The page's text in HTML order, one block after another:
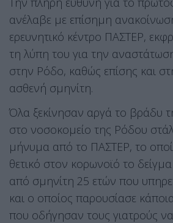
ανέλαβε με επίσημη
ερευνητικό κέντρο ΠΑΣΤΕΡ,
τη λύπη του για την
στην Ρόδο, καθώς επίσης και
ασθενή σμηνίτη.
Όλα ξεκίνησαν αργά το βράδυ
στο νοσοκομείο της Ρόδου
μήνυμα από το ΠΑΣΤΕΡ, το
θετικό στον κορωνοϊό το δείγμα
από σμηνίτη 25 ετών που
και ο οποίος παρουσίασε
που οδήγησαν τους γιατρούς